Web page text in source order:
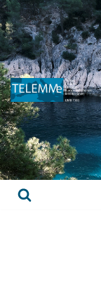
Aller
au
contenu